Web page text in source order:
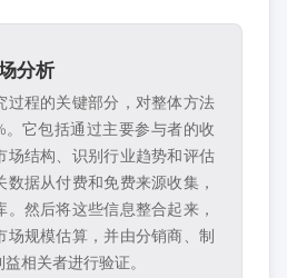
分析
过程的关键部分，对整体方法
。它包括通过主要参与者的收
场结构、识别行业趋势和评估
据从付费和免费来源收集，
然后将这些信息整合起来，
场规模估算，并由分销商、制
相关者进行验证。